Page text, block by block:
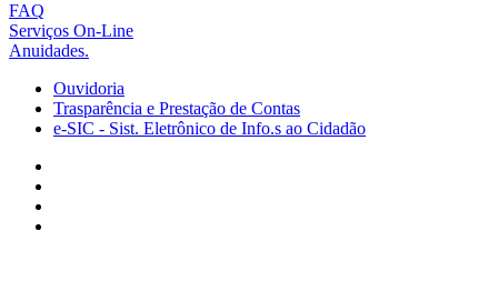
FAQ
Serviços On-Line
Anuidades.
Ouvidoria
Trasparência e Prestação de Contas
e-SIC - Sist. Eletrônico de Info.s ao Cidadão